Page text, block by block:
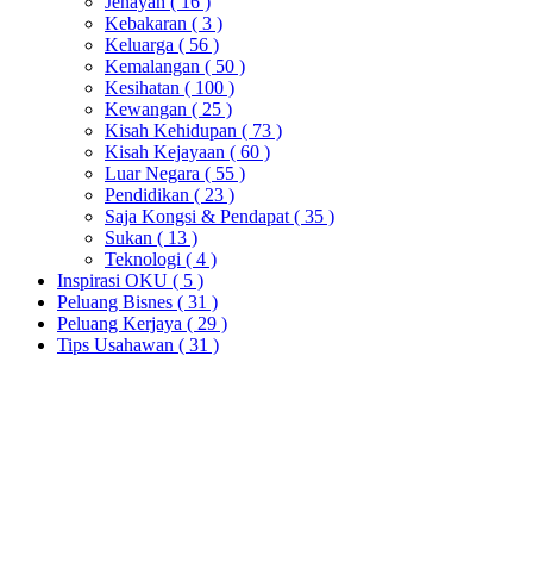
Kebakaran ( 3 )
Keluarga ( 56 )
Kemalangan ( 50 )
Kesihatan ( 100 )
Kewangan ( 25 )
Kisah Kehidupan ( 73 )
Kisah Kejayaan ( 60 )
Luar Negara ( 55 )
Pendidikan ( 23 )
Saja Kongsi & Pendapat ( 35 )
Sukan ( 13 )
Teknologi ( 4 )
Inspirasi OKU ( 5 )
Peluang Bisnes ( 31 )
Peluang Kerjaya ( 29 )
Tips Usahawan ( 31 )